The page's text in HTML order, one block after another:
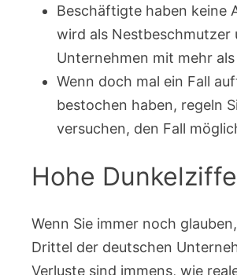
Beschäftigte haben keine
wird als
Unternehmen mit mehr
Wenn doch mal ein Fall
bestochen haben, regeln
versuchen, den Fall
Hohe
Wenn Sie immer noch
Drittel der deutschen
Verluste sind immens, wie